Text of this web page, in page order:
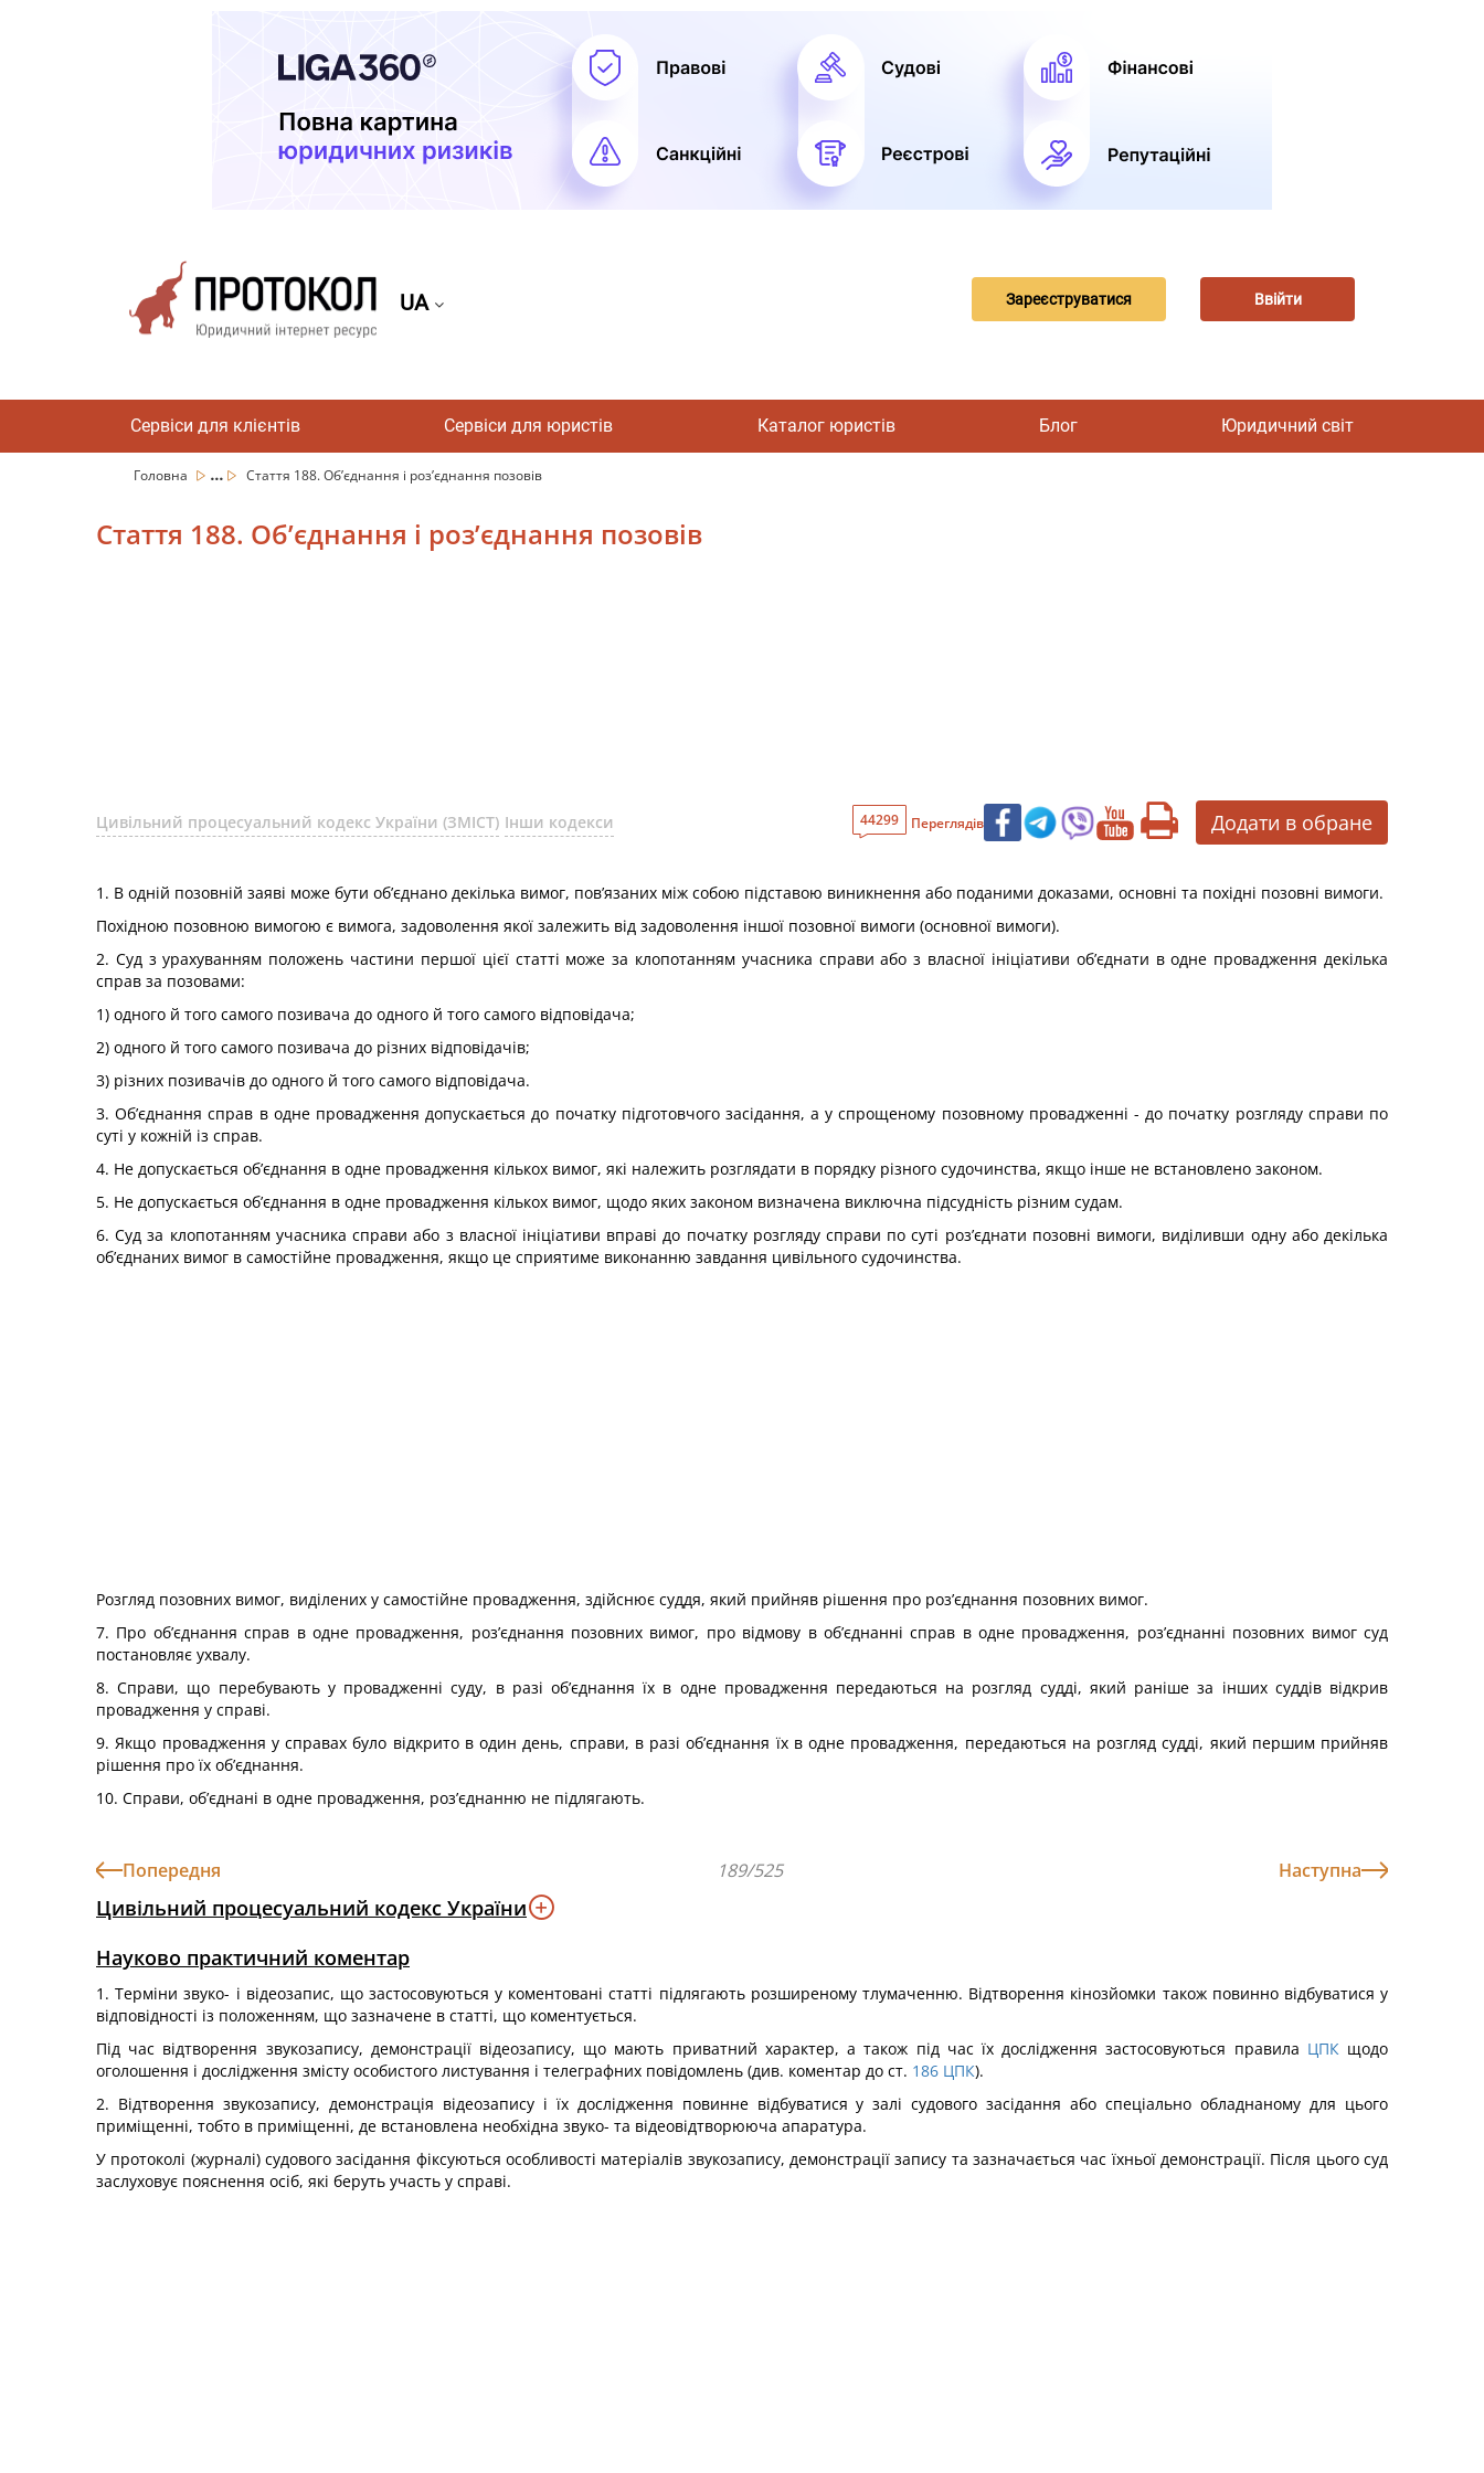
UA Зареєструватися Ввійти
Сервіси для клієнтів Сервіси для юристів Каталог юристів Блог Юридичний світ
Головна ... Стаття 188. Об’єднання і роз’єднання позовів
Стаття 188. Об’єднання і роз’єднання позовів
Цивільний процесуальний кодекс України (ЗМІСТ) Інши кодекси 44299 Переглядів Додати в обране
1. В одній позовній заяві може бути об’єднано декілька вимог, пов’язаних між собою підставою виникнення або поданими доказами, основні та похідні позовні вимоги.
Похідною позовною вимогою є вимога, задоволення якої залежить від задоволення іншої позовної вимоги (основної вимоги).
2. Суд з урахуванням положень частини першої цієї статті може за клопотанням учасника справи або з власної ініціативи об’єднати в одне провадження декілька
справ за позовами:
1) одного й того самого позивача до одного й того самого відповідача;
2) одного й того самого позивача до різних відповідачів;
3) різних позивачів до одного й того самого відповідача.
3. Об’єднання справ в одне провадження допускається до початку підготовчого засідання, а у спрощеному позовному провадженні - до початку розгляду справи по
суті у кожній із справ.
4. Не допускається об’єднання в одне провадження кількох вимог, які належить розглядати в порядку різного судочинства, якщо інше не встановлено законом.
5. Не допускається об’єднання в одне провадження кількох вимог, щодо яких законом визначена виключна підсудність різним судам.
6. Суд за клопотанням учасника справи або з власної ініціативи вправі до початку розгляду справи по суті роз’єднати позовні вимоги, виділивши одну або декілька
об’єднаних вимог в самостійне провадження, якщо це сприятиме виконанню завдання цивільного судочинства.
Розгляд позовних вимог, виділених у самостійне провадження, здійснює суддя, який прийняв рішення про роз’єднання позовних вимог.
7. Про об’єднання справ в одне провадження, роз’єднання позовних вимог, про відмову в об’єднанні справ в одне провадження, роз’єднанні позовних вимог суд
постановляє ухвалу.
8. Справи, що перебувають у провадженні суду, в разі об’єднання їх в одне провадження передаються на розгляд судді, який раніше за інших суддів відкрив
провадження у справі.
9. Якщо провадження у справах було відкрито в один день, справи, в разі об’єднання їх в одне провадження, передаються на розгляд судді, який першим прийняв
рішення про їх об’єднання.
10. Справи, об’єднані в одне провадження, роз’єднанню не підлягають.
Попередня 189/525 Наступна
Цивільний процесуальний кодекс України
Науково практичний коментар
1. Терміни звуко- і відеозапис, що застосовуються у коментовані статті підлягають розширеному тлумаченню. Відтворення кінозйомки також повинно відбуватися у
відповідності із положенням, що зазначене в статті, що коментується.
Під час відтворення звукозапису, демонстрації відеозапису, що мають приватний характер, а також під час їх дослідження застосовуються правила ЦПКщодо
оголошення і дослідження змісту особистого листування і телеграфних повідомлень (див. коментар до ст. 186 ЦПК).
2. Відтворення звукозапису, демонстрація відеозапису і їх дослідження повинне відбуватися у залі судового засідання або спеціально обладнаному для цього
приміщенні, тобто в приміщенні, де встановлена необхідна звуко- та відеовідтворююча апаратура.
У протоколі (журналі) судового засідання фіксуються особливості матеріалів звукозапису, демонстрації запису та зазначається час їхньої демонстрації. Після цього суд
заслуховує пояснення осіб, які беруть участь у справі.